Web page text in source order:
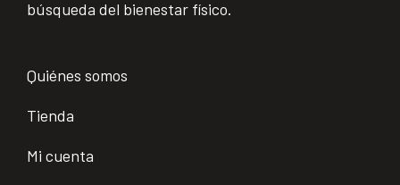
búsqueda del bienestar físico.
Quiénes somos
Tienda
Mi cuenta